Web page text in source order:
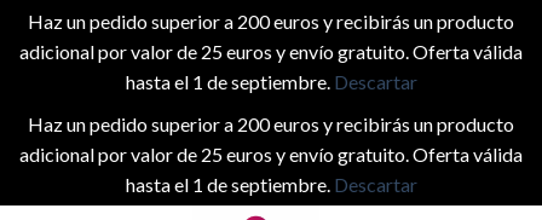
Haz un pedido superior a 200 euros y recibirás un producto
adicional por valor de 25 euros y envío gratuito. Oferta válida
hasta el 1 de septiembre. Descartar
Haz un pedido superior a 200 euros y recibirás un producto
adicional por valor de 25 euros y envío gratuito. Oferta válida
hasta el 1 de septiembre. Descartar